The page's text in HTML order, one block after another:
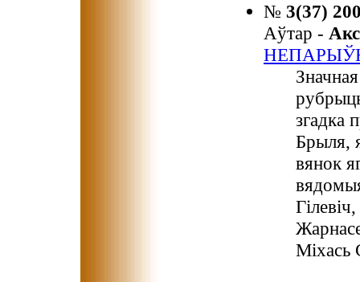
№ 3(37)
Аўтар -
згадка
Брыля,
вянок
Міхась